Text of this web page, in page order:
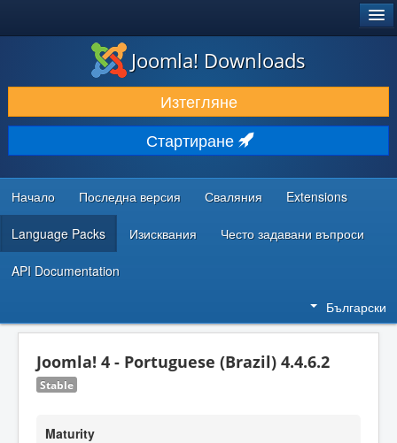
ИЗТЕГЛЯНЕ & РАЗШИРЯВАНЕ
ОТКРИВАЙТЕ & УЧЕТЕ
ОБЩНОСТ & ПОДДРЪЖКА
РЕСУРСИ ЗА РАЗРАБОТКА
Joomla! Downloads
Изтегляне
Стартиране
Начало Последна версия Сваляния Extensions
Language Packs Изисквания Често задавани въпроси
API Documentation
Български
Joomla! 4 - Portuguese (Brazil) 4.4.6.2
Stable
Maturity